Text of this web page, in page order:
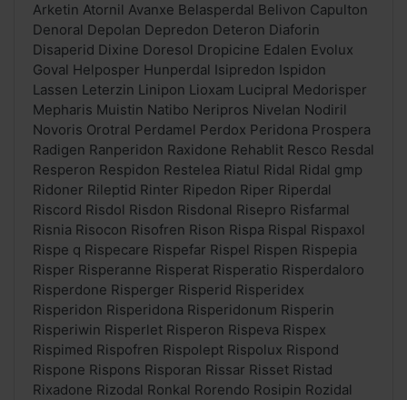
Arketin Atornil Avanxe Belasperdal Belivon Capulton
Denoral Depolan Depredon Deteron Diaforin
Disaperid Dixine Doresol Dropicine Edalen Evolux
Goval Helposper Hunperdal Isipredon Ispidon
Lassen Leterzin Linipon Lioxam Lucipral Medorisper
Mepharis Muistin Natibo Neripros Nivelan Nodiril
Novoris Orotral Perdamel Perdox Peridona Prospera
Radigen Ranperidon Raxidone Rehablit Resco Resdal
Resperon Respidon Restelea Riatul Ridal Ridal gmp
Ridoner Rileptid Rinter Ripedon Riper Riperdal
Riscord Risdol Risdon Risdonal Risepro Risfarmal
Risnia Risocon Risofren Rison Rispa Rispal Rispaxol
Rispe q Rispecare Rispefar Rispel Rispen Rispepia
Risper Risperanne Risperat Risperatio Risperdaloro
Risperdone Risperger Risperid Risperidex
Risperidon Risperidona Risperidonum Risperin
Risperiwin Risperlet Risperon Rispeva Rispex
Rispimed Rispofren Rispolept Rispolux Rispond
Rispone Rispons Risporan Rissar Risset Ristad
Rixadone Rizodal Ronkal Rorendo Rosipin Rozidal